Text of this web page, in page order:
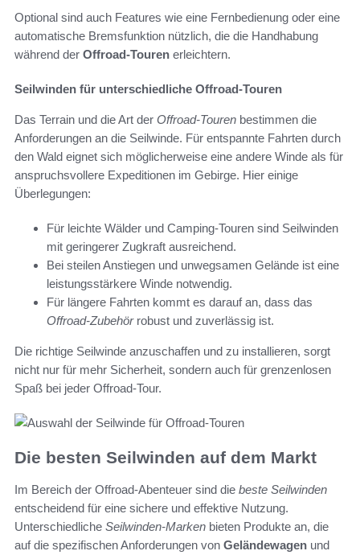
Optional sind auch Features wie eine Fernbedienung oder eine
automatische Bremsfunktion nützlich, die die Handhabung
während der Offroad-Touren erleichtern.
Seilwinden für unterschiedliche Offroad-Touren
Das Terrain und die Art der Offroad-Touren bestimmen die
Anforderungen an die Seilwinde. Für entspannte Fahrten durch
den Wald eignet sich möglicherweise eine andere Winde als für
anspruchsvollere Expeditionen im Gebirge. Hier einige
Überlegungen:
Für leichte Wälder und Camping-Touren sind Seilwinden
mit geringerer Zugkraft ausreichend.
Bei steilen Anstiegen und unwegsamen Gelände ist eine
leistungsstärkere Winde notwendig.
Für längere Fahrten kommt es darauf an, dass das
Offroad-Zubehörrobust und zuverlässig ist.
Die richtige Seilwinde anzuschaffen und zu installieren, sorgt
nicht nur für mehr Sicherheit, sondern auch für grenzenlosen
Spaß bei jeder Offroad-Tour.
Die besten Seilwinden auf dem Markt
Im Bereich der Offroad-Abenteuer sind die beste Seilwinden
entscheidend für eine sichere und effektive Nutzung.
Unterschiedliche Seilwinden-Marken bieten Produkte an, die
auf die spezifischen Anforderungen von Geländewagen und